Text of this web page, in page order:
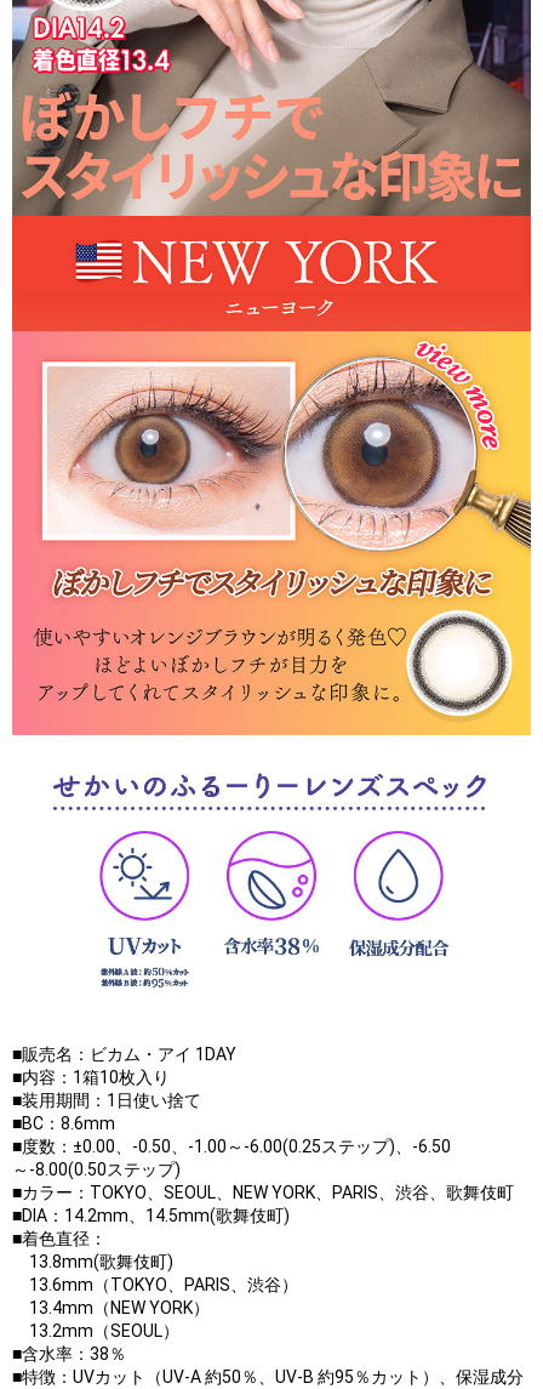
■販売名：ビカム・アイ 1DAY
■内容：1箱10枚入り
■装用期間：1日使い捨て
■BC：8.6mm
■度数：±0.00、-0.50、-1.00～-6.00(0.25ステップ)、-6.50
～-8.00(0.50ステップ)
■カラー：TOKYO、SEOUL、NEW YORK、PARIS、渋谷、歌舞伎町
■DIA：14.2mm、14.5mm(歌舞伎町)
■着色直径：
13.8mm(歌舞伎町)
13.6mm（TOKYO、PARIS、渋谷）
13.4mm（NEW YORK）
13.2mm（SEOUL）
■含水率：38％
■特徴：UVカット（UV-A 約50％、UV-B 約95％カット）、保湿成分